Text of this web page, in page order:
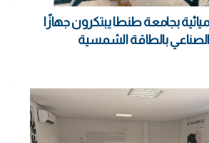
بجامعة طنطا يبتكرون جهازًا
بالطاقة الشمسية